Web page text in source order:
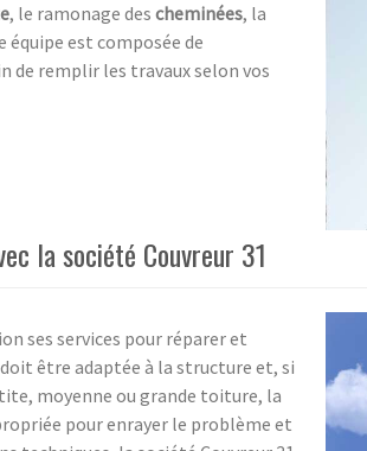
, le ramonage des cheminées, la
équipe est composée de
de remplir les travaux selon vos
la société Couvreur 31
ses services pour réparer et
être adaptée à la structure et, si
moyenne ou grande toiture, la
pour enrayer le problème et